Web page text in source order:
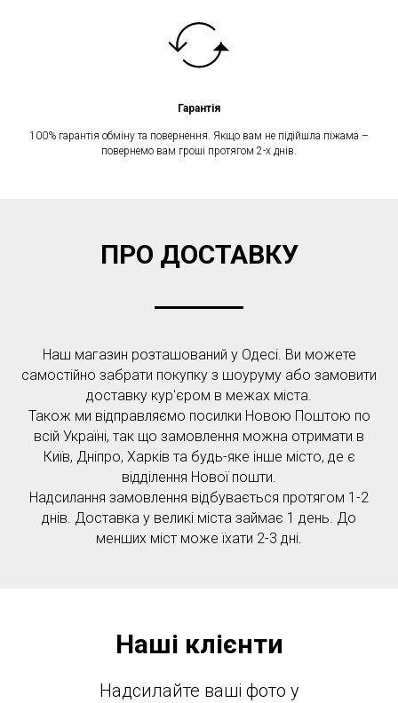
Гарантія
100% гарантія обміну та повернення. Якщо вам не підійшла піжама –
повернемо вам гроші протягом 2-х днів.
ПРО ДОСТАВКУ
Наш магазин розташований у Одесі. Ви можете
самостійно забрати покупку з шоуруму або замовити
доставку кур'єром в межах міста.
Також ми відправляємо посилки Новою Поштою по
всій Україні, так що замовлення можна отримати в
Київ, Дніпро, Харків та будь-яке інше місто, де є
відділення Нової пошти.
Надсилання замовлення відбувається протягом 1-2
днів. Доставка у великі міста займає 1 день. До
менших міст може їхати 2-3 дні.
Наші клієнти
Надсилайте ваші фото у